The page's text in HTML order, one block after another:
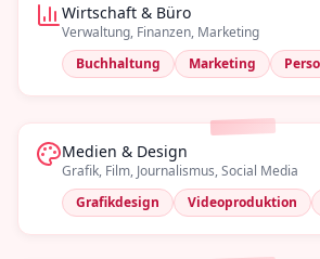
Wirtschaft & Büro
Verwaltung, Finanzen, Marketing
Buchhaltung
Marketing
Medien & Design
Grafik, Film, Journalismus, Social Media
Grafikdesign
Videoproduktion